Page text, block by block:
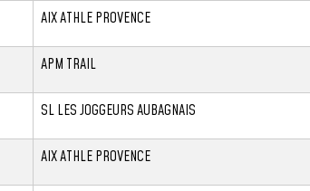
AIX ATHLE PROVENCE
APM TRAIL
SL LES JOGGEURS AUBAGNAIS
AIX ATHLE PROVENCE